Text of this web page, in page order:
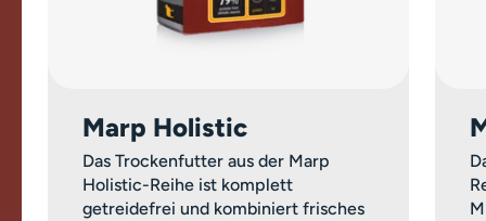
Marp Holistic
Das Trockenfutter aus der Marp
Holistic-Reihe ist komplett
getreidefrei und kombiniert frisches